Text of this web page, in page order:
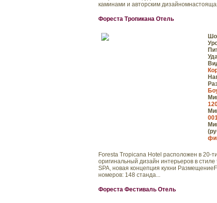
каминами и авторским
Фореста Тропикана Отель
Foresta Tropicana Hotel расположен в 20-
оригинальный дизайн интерьеров в
SPA, новая концепция кухни
номеров: 148 станда...
Фореста Фестиваль Отель